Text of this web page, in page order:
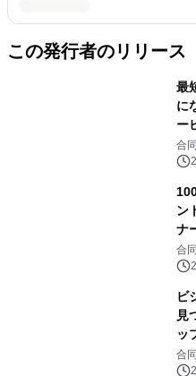
この発行者のリリース
最
に
ー
合
ン
ナ
合
ビ
見
ッ
と
合